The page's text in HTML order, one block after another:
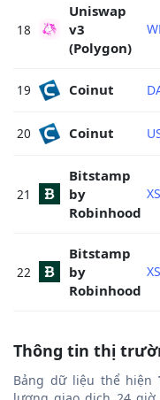
18
Uniswap
v3
(Polygon)
19 Coinut
20 Coinut
21
Bitstamp
by
Robinhood
22
Bitstamp
by
Robinhood
Thông tin thị
Bảng dữ liệu thể hiện